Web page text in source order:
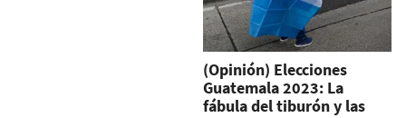
(Opinión) Elecciones
Guatemala 2023: La
fábula del tiburón y las